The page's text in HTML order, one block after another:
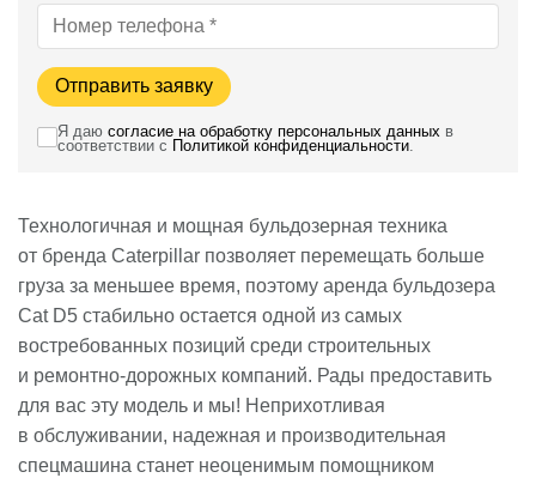
Отправить заявку
Я даю согласие на обработку персональных данных в
соответствии с Политикой конфиденциальности.
Технологичная и мощная бульдозерная техника
от бренда Caterpillar позволяет перемещать больше
груза за меньшее время, поэтому аренда бульдозера
Cat D5 стабильно остается одной из самых
востребованных позиций среди строительных
и ремонтно-дорожных компаний. Рады предоставить
для вас эту модель и мы! Неприхотливая
в обслуживании, надежная и производительная
спецмашина станет неоценимым помощником